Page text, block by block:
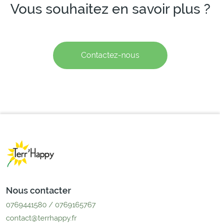
Vous souhaitez en savoir plus ?
Contactez-nous
Nous contacter
0769441580 / 0769165767
contact@terrhappy.fr